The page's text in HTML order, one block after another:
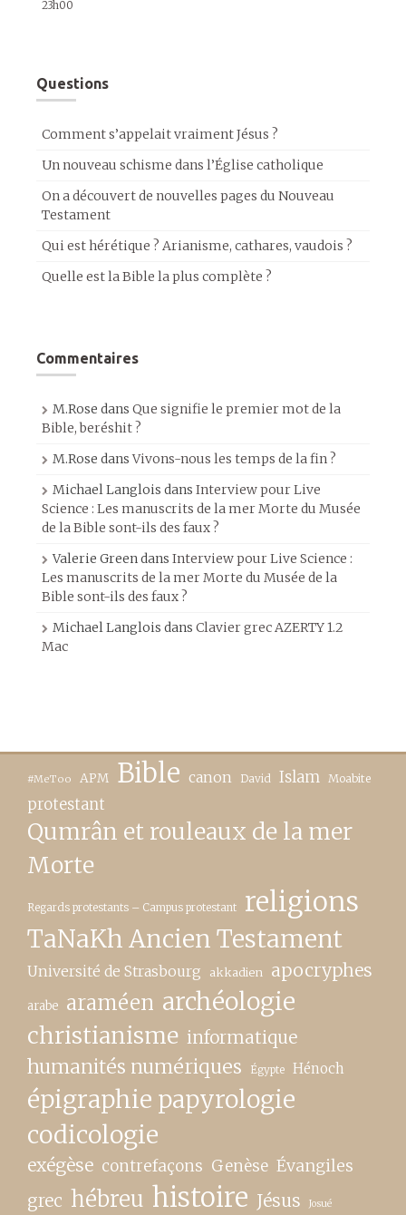
23h00
Questions
Comment s’appelait vraiment Jésus ?
Un nouveau schisme dans l’Église catholique
On a découvert de nouvelles pages du Nouveau
Testament
Qui est hérétique ? Arianisme, cathares, vaudois ?
Quelle est la Bible la plus complète ?
Commentaires
M.Rose dans Que signifie le premier mot de la
Bible, beréshit ?
M.Rose dansVivons-nous les temps de la fin ?
Michael Langlois dans Interview pour Live
Science : Les manuscrits de la mer Morte du Musée
de la Bible sont-ils des faux ?
Valerie Greendans Interview pour Live Science :
Les manuscrits de la mer Morte du Musée de la
Bible sont-ils des faux ?
Michael Langlois dans Clavier grec AZERTY 1.2
Mac
#MeToo APM Bible canon David Islam Moabite
protestant
Qumrân et rouleaux de la mer
Morte
Regards protestants – Campus protestant religions
TaNaKh Ancien Testament
Université de Strasbourg akkadien apocryphes
arabe araméen archéologie
christianisme informatique
humanités numériques Égypte Hénoch
épigraphie papyrologie
codicologie
exégèse contrefaçons Genèse Évangiles
grec hébreu histoire Jésus Josué